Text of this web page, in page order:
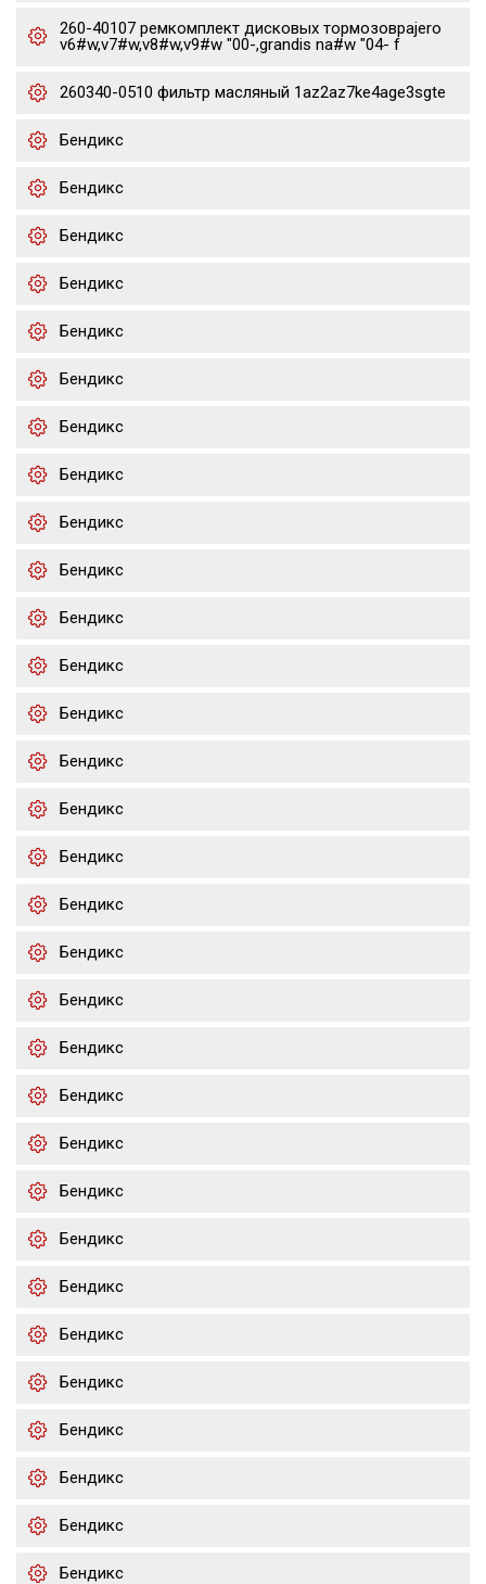
260-40107 ремкомплект дисковых тормозовpajero
v6#w,v7#w,v8#w,v9#w "00-,grandis na#w "04- f
260340-0510 фильтр масляный 1az2az7ke4age3sgte
Бендикс
Бендикс
Бендикс
Бендикс
Бендикс
Бендикс
Бендикс
Бендикс
Бендикс
Бендикс
Бендикс
Бендикс
Бендикс
Бендикс
Бендикс
Бендикс
Бендикс
Бендикс
Бендикс
Бендикс
Бендикс
Бендикс
Бендикс
Бендикс
Бендикс
Бендикс
Бендикс
Бендикс
Бендикс
Бендикс
Бендикс